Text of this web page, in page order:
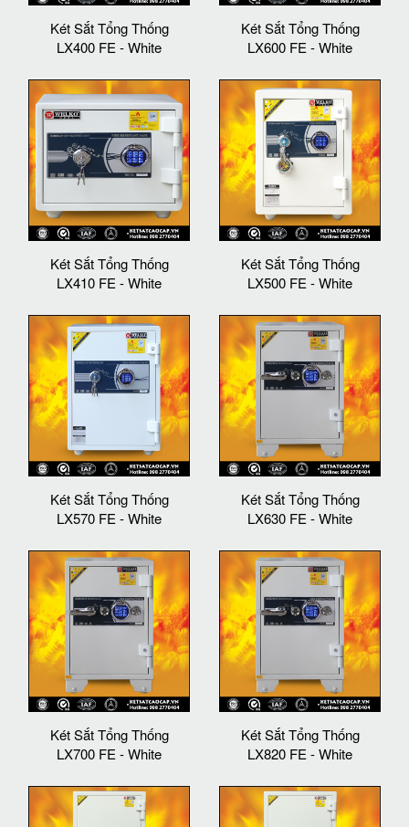
Két Sắt Tổng Thống
LX400 FE - White
Két Sắt Tổng Thống
LX600 FE - White
Két Sắt Tổng Thống
LX410 FE - White
Két Sắt Tổng Thống
LX500 FE - White
Két Sắt Tổng Thống
LX570 FE - White
Két Sắt Tổng Thống
LX630 FE - White
Két Sắt Tổng Thống
LX700 FE - White
Két Sắt Tổng Thống
LX820 FE - White